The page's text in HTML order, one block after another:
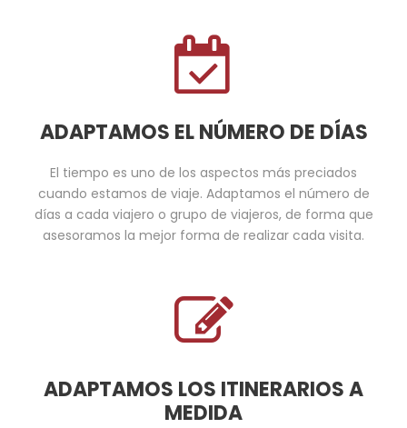
ADAPTAMOS EL NÚMERO DE DÍAS
El tiempo es uno de los aspectos más preciados
cuando estamos de viaje. Adaptamos el número de
días a cada viajero o grupo de viajeros, de forma que
asesoramos la mejor forma de realizar cada visita.
ADAPTAMOS LOS ITINERARIOS A
MEDIDA